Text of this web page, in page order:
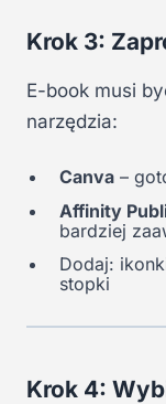
Krok 3:
E-book musi
narzędzia:
Canva –
Affinity
bardziej
Dodaj:
stopki
Krok 4: